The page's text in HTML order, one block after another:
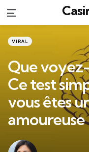
Menu
Categories
Posted
in
VIRAL
Que
Ce test
vous êtes
amoureuse